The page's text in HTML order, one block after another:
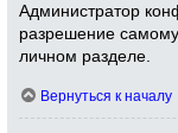
Администратор
разрешение
личном разделе.
Вернуться к началу